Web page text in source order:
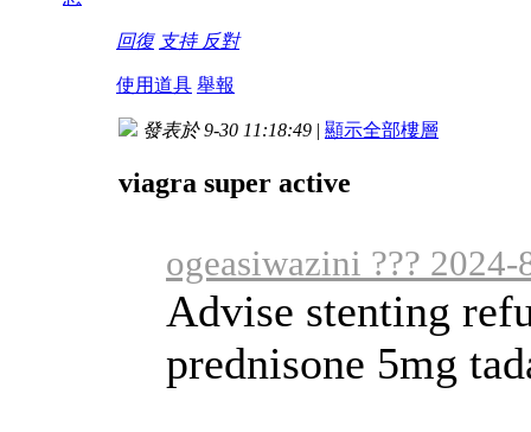
回復 支持 反對
使用道具 舉報
發表於 9-30 11:18:49 | 顯示全部樓層
viagra super active
ogeasiwazini ???
Advise stenting
prednisone 5mg